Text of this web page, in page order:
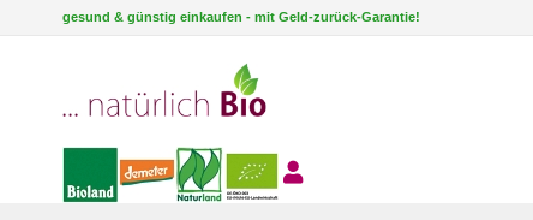
Direkt
gesund & günstig einkaufen - mit Geld-zurück-Garantie!